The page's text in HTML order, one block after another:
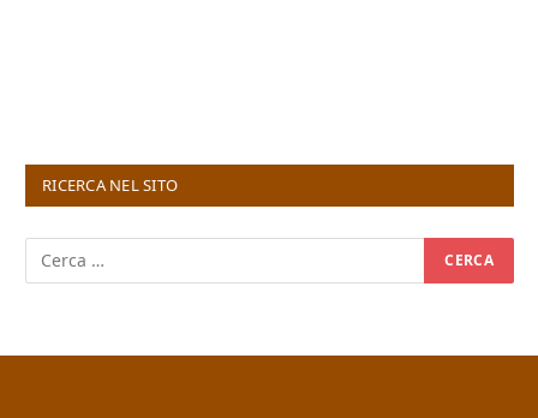
RICERCA NEL SITO